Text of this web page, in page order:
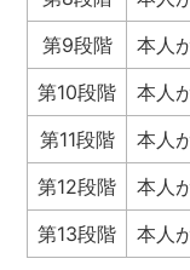
第9段階
本人
第10段階
本人
第11段階
本人
第12段階
本人
第13段階
本人